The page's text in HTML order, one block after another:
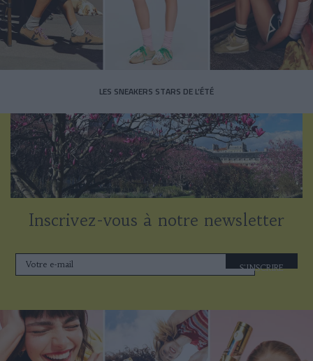
LES SNEAKERS STARS DE L’ÉTÉ
Inscrivez-vous à notre newsletter
S'INSCRIRE